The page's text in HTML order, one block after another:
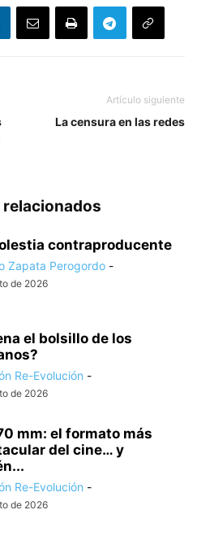
Artículo siguiente
La censura en las redes
contraproducente
Zapata Perogordo -
de 2026
el bolsillo de los
Re-Evolución -
de 2026
mm: el formato más
del cine… y
Re-Evolución -
de 2026